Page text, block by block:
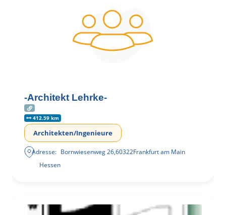
-Architekt Lehrke-
412.59 km
Architekten/Ingenieure
Adresse: Bornwiesenweg 26,60322Frankfurt am Main
Hessen